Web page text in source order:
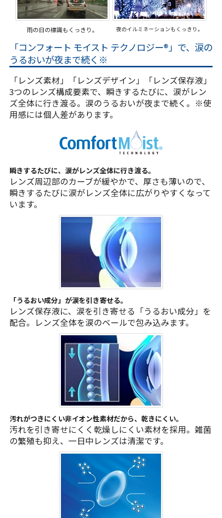
雨の日の標識もくっきり。 夜のイルミネーションもくっきり。
「コンフォート モイスト テクノロジー®」で、涙の
うるおいが夜まで続く※
「レンズ素材」「レンズデザイン」「レンズ保存液」
3つのレンズ構成要素で、瞬きするたびに、涙がレン
ズ全体に行き渡る。涙のうるおいが夜まで続く。※使
用感には個人差があります。
瞬きするたびに、涙がレンズ全体に行き渡る。
レンズ周辺部のカーブが緩やかで、厚さも薄いので、
瞬きするたびに涙がレンズ全体に広がりやすくなって
います。
「うるおい成分」が涙を引き寄せる。
レンズ保存液に、涙を引き寄せる「うるおい成分」を
配合。レンズ全体を涙のベールで包み込みます。
汚れがつきにくい非イオン性素材だから、乾きにくい。
汚れを引き寄せにくく乾燥しにくい素材を採用。雑菌
の繁殖も抑え、一日中レンズは清潔です。